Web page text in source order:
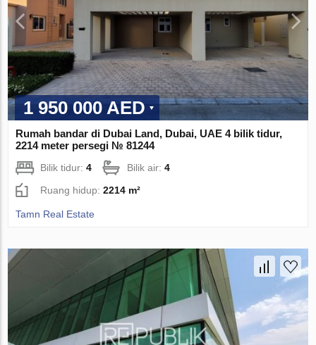
1 950 000 AED
Rumah bandar di Dubai Land, Dubai, UAE 4 bilik tidur,
2214 meter persegi № 81244
Bilik tidur:4 Bilik air:4
Ruang hidup:2214 m²
Tamn Real Estate